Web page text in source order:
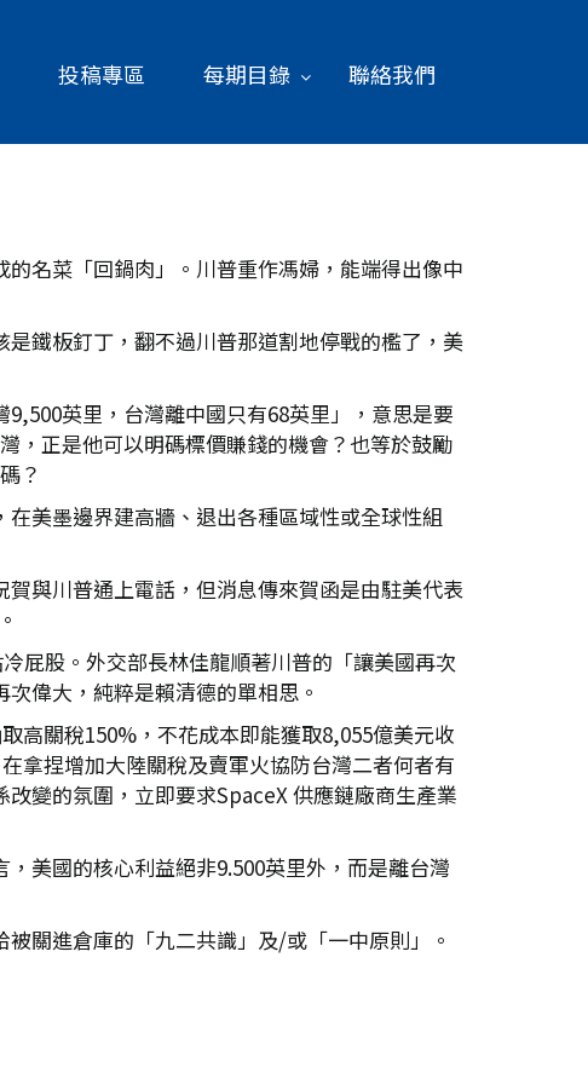
投稿專區 每期目錄 聯絡我們
名菜「回鍋肉」。川普重作馮婦，能端得出像中
鐵板釘丁，翻不過川普那道割地停戰的檻了，美
英里，台灣離中國只有68英里」，意思是要
，正是他可以明碼標價賺錢的機會？也等於鼓勵
？
美墨邊界建高牆、退出各種區域性或全球性組
與川普通上電話，但消息傳來賀函是由駐美代表
屁股。外交部長林佳龍順著川普的「讓美國再次
偉大，純粹是賴清德的單相思。
高關稅150%，不花成本即能獲取8,055億美元收
拿捏增加大陸關稅及賣軍火協防台灣二者何者有
變的氛圍，立即要求SpaceX 供應鏈廠商生產業
美國的核心利益絕非9.500英里外，而是離台灣
關進倉庫的「九二共識」及/或「一中原則」。